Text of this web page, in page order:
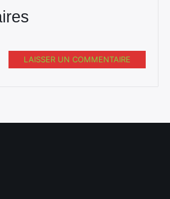
LAISSER UN COMMENTAIRE